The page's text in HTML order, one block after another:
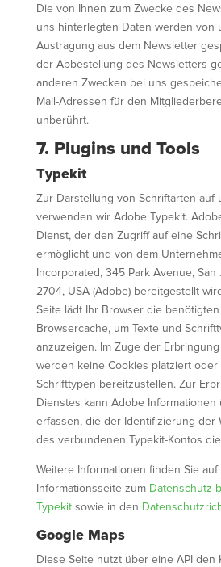
Die von Ihnen zum Zwecke des
uns hinterlegten Daten werden von
Austragung aus dem Newsletter
der Abbestellung des Newsletters
anderen Zwecken bei uns
Mail-Adressen für den
unberührt.
7. Plugins und Tools
Typekit
Zur Darstellung von Schriftarten auf
verwenden wir Adobe Typekit.
Dienst, der den Zugriff auf eine
ermöglicht und von dem
Incorporated, 345 Park Avenue, San
2704, USA (Adobe) bereitgestellt
Seite lädt Ihr Browser die
Browsercache, um Texte und
anzuzeigen. Im Zuge der
werden keine Cookies platziert
Schrifttypen bereitzustellen. Zur
Dienstes kann Adobe
erfassen, die der Identifizierung der
des verbundenen Typekit-Kontos
Weitere Informationen finden Sie auf
Informationsseite zum Datenschutz
Typekitsowie in den
Google Maps
Diese Seite nutzt über eine API den